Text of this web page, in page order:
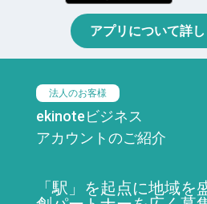
アプリについて詳
法人のお客様
ekinoteビジネス
アカウントのご紹介
「駅」を起点に地域を